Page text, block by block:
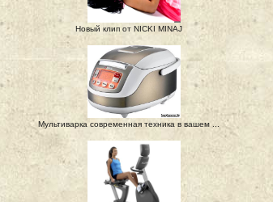
Новый клип от NICKI MINAJ
Мультиварка современная техника в вашем ...